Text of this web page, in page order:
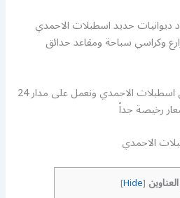
ديوانيات حديد اسطبلات الاحمدي
وكراسي سباحة ومقاعد حدائق
خدمتنا متاحة في كافة مناطق اسطبلات الاحمدي ونعمل على مدار 24
رخيصة جداً
الاحمدي
[
Hide
]